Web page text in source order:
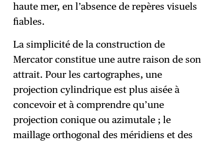
haute mer, en l’absence de repères visuels
fiables.
La simplicité de la construction de
Mercator constitue une autre raison de son
attrait. Pour les cartographes, une
projection cylindrique est plus aisée à
concevoir et à comprendre qu’une
projection conique ou azimutale ; le
maillage orthogonal des méridiens et des